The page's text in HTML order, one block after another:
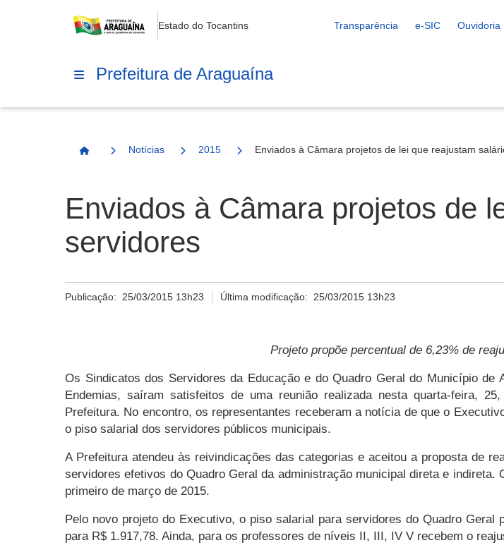
Estado do Tocantins Transparência e-SIC Ouvidoria
Prefeitura de Araguaína
Página Inicial
Notícias 2015 Enviados à Câmara projetos de lei que reajustam
Enviados à Câmara projetos de
servidores
Publicação: 25/03/2015 13h23 Última modificação: 25/03/2015 13h23
Projeto propõe percentual de 6,23% de
Os Sindicatos dos Servidores da Educação e do Quadro Geral do Município
Endemias, saíram satisfeitos de uma reunião realizada nesta quarta-feira,
Prefeitura. No encontro, os representantes receberam a notícia de que o
o piso salarial dos servidores públicos municipais.
A Prefeitura atendeu às reivindicações das categorias e aceitou a proposta de
servidores efetivos do Quadro Geral da administração municipal direta e
primeiro de março de 2015.
Pelo novo projeto do Executivo, o piso salarial para servidores do Quadro
para R$ 1.917,78. Ainda, para os professores de níveis II, III, IV V recebem o